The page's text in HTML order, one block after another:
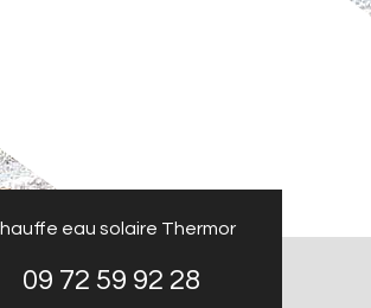
eau solaire Thermor
09 72 59 92 28